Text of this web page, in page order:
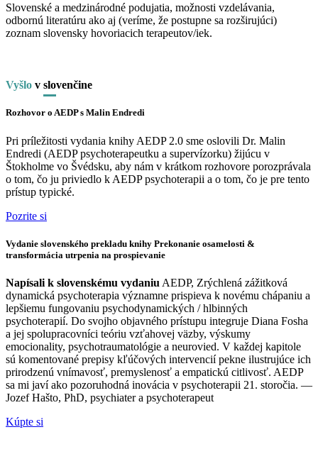
Slovenské a medzinárodné podujatia, možnosti vzdelávania,
odbornú literatúru ako aj (veríme, že postupne sa rozširujúci)
zoznam slovensky hovoriacich terapeutov/iek.
Vyšlo v slovenčine
Rozhovor o AEDP s Malin Endredi
Pri príležitosti vydania knihy AEDP 2.0 sme oslovili Dr. Malin
Endredi (AEDP psychoterapeutku a supervízorku) žijúcu v
Štokholme vo Švédsku, aby nám v krátkom rozhovore porozprávala
o tom, čo ju priviedlo k AEDP psychoterapii a o tom, čo je pre tento
prístup typické.
Pozrite si
Vydanie slovenského prekladu knihy Prekonanie osamelosti &
transformácia utrpenia na prospievanie
Napísali k slovenskému vydaniu AEDP, Zrýchlená zážitková
dynamická psychoterapia významne prispieva k novému chápaniu a
lepšiemu fungovaniu psychodynamických / hlbinných
psychoterapií. Do svojho objavného prístupu integruje Diana Fosha
a jej spolupracovníci teóriu vzťahovej väzby, výskumy
emocionality, psychotraumatológie a neurovied. V každej kapitole
sú komentované prepisy kľúčových intervencií pekne ilustrujúce ich
prirodzenú vnímavosť, premyslenosť a empatickú citlivosť. AEDP
sa mi javí ako pozoruhodná inovácia v psychoterapii 21. storočia. —
Jozef Hašto, PhD, psychiater a psychoterapeut
Kúpte si